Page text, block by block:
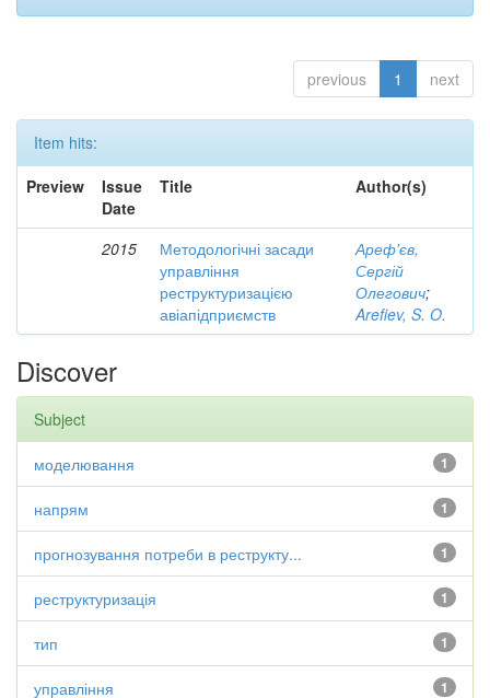
previous 1 next
Item hits:
Preview
Issue
Date
Title Author(s)
2015
Методологічні засади
управління
реструктуризацією
авіапідприємств
Ареф'єв,
Сергій
Олегович;
Arefiev, S. O.
Discover
Subject
1
моделювання
1
напрям
1
прогнозування потреби в реструкту...
1
реструктуризація
1
тип
1
управління